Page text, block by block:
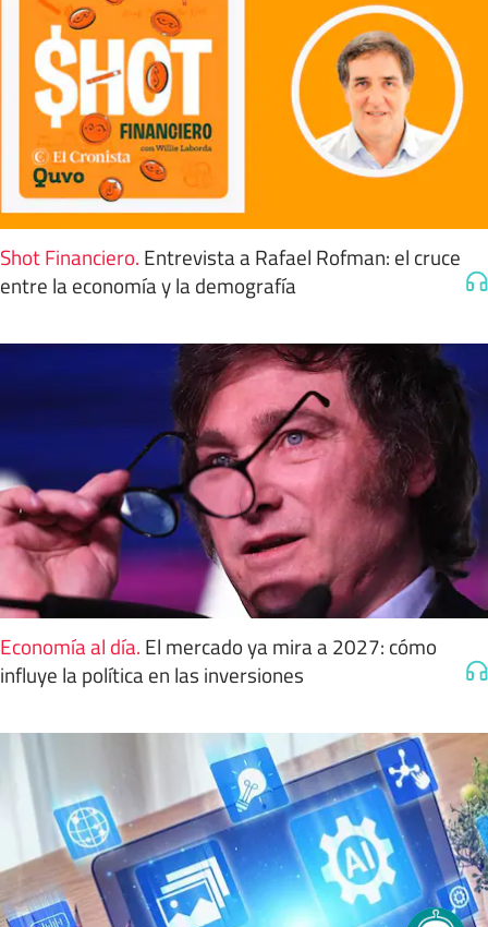
Shot Financiero. Entrevista a Rafael Rofman: el cruce
entre la economía y la demografía
Economía al día. El mercado ya mira a 2027: cómo
influye la política en las inversiones